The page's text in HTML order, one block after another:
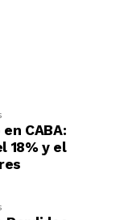
CABA:
18% y el